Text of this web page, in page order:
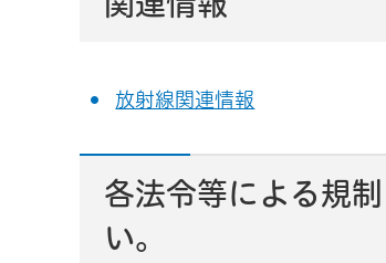
放射線関連情報
各法令等による規
い。